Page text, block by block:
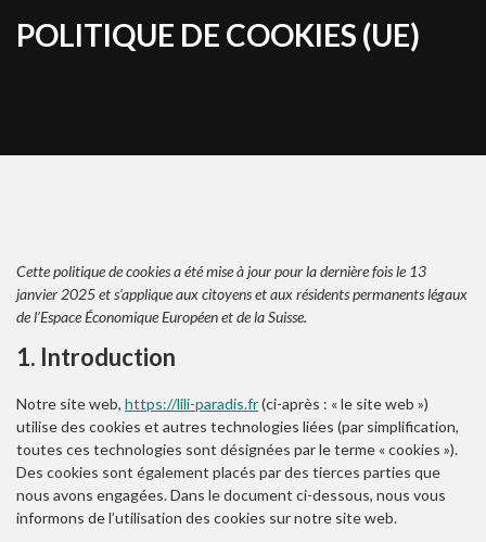
POLITIQUE DE COOKIES (UE)
Cette politique de cookies a été mise à jour pour la dernière fois le 13
janvier 2025 et s’applique aux citoyens et aux résidents permanents légaux
de l’Espace Économique Européen et de la Suisse.
1. Introduction
Notre site web, https://lili-paradis.fr(ci-après : « le site web »)
utilise des cookies et autres technologies liées (par simplification,
toutes ces technologies sont désignées par le terme « cookies »).
Des cookies sont également placés par des tierces parties que
nous avons engagées. Dans le document ci-dessous, nous vous
informons de l’utilisation des cookies sur notre site web.